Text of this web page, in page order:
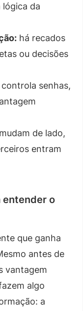
lógica da
há recados
ou decisões
senhas,
de lado,
entram
entender o
que ganha
antes de
vantagem
algo
a